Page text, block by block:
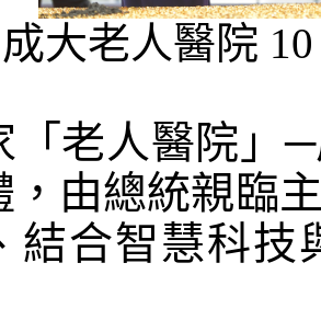
成大老人醫院
「老人醫院」
，由總統親臨
結合智慧科技